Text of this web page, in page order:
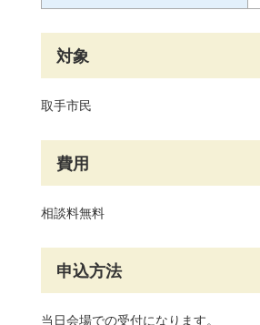
対象
取手市民
費用
相談料無料
申込方法
当日会場での受付になります。